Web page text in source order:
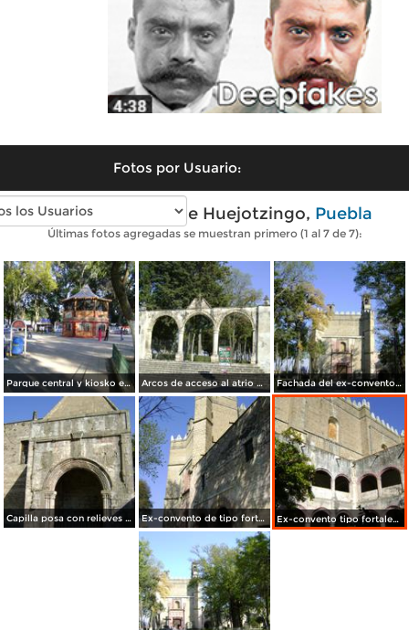
Fotos por Usuario:
Fotos modernas de Huejotzingo, Puebla
Últimas fotos agregadas se muestran primero (1 al 7 de 7):
Parque central y kiosko en Huejotzingo, Puebla Arcos de acceso al atrio conventual. Huejotzingo, Puebla Fachada del ex-convento del siglo XVI. Huejotzingo, Puebla
Capilla posa con relieves del escudo franciscano, siglo XVI. Huejotzingo, Puebla Ex-convento de tipo fortaleza del siglo XVI. Huejotzingo, Puebla Ex-convento tipo fortaleza. Siglo XVI. Huejotzingo, Puebla